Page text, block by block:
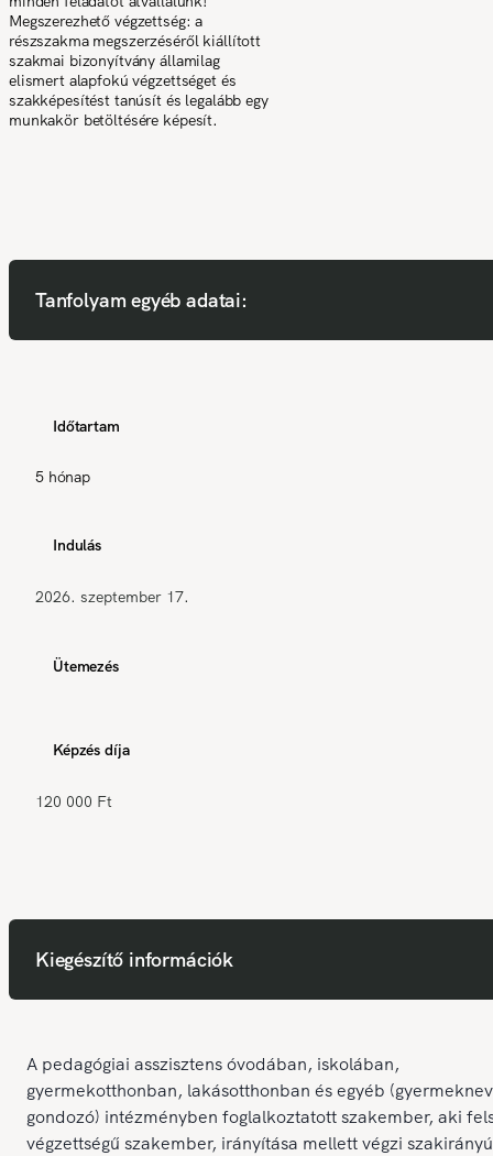
Megszerezhető végzettség: a
részszakma megszerzéséről kiállított
szakmai bizonyítvány államilag
elismert alapfokú végzettséget és
szakképesítést tanúsít és legalább egy
munkakör betöltésére képesít.
Tanfolyam egyéb adatai:
Időtartam
5 hónap
Indulás
2026. szeptember 17.
Ütemezés
Képzés díja
120 000 Ft
Kiegészítő információk
A pedagógiai asszisztens óvodában, iskolában,
gyermekotthonban, lakásotthonban és egyéb
gondozó) intézményben foglalkoztatott szakember, aki
végzettségű szakember, irányítása mellett végzi szakirányú